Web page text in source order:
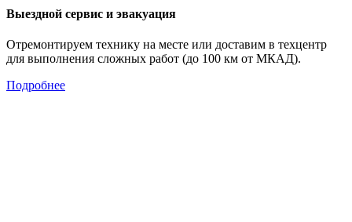
Выездной сервис и эвакуация
Отремонтируем технику на месте или доставим в техцентр
для выполнения сложных работ (до 100 км от МКАД).
Подробнее